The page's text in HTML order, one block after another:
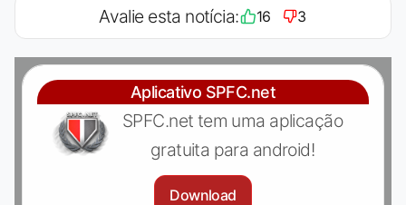
Avalie esta notícia: 16 3
Aplicativo SPFC.net
SPFC.net tem uma aplicação
gratuita para android!
Download